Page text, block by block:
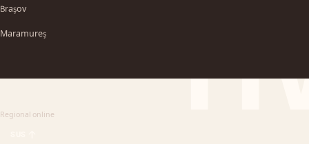
Brașov
Maramureș
Regional online